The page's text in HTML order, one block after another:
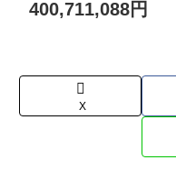
400,711,088円
X